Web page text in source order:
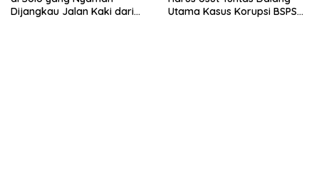
Dijangkau Jalan Kaki dari
Utama Kasus Korupsi BSPS